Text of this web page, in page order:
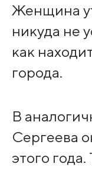
Женщина
никуда не
как
города.
В
Сергеева
этого